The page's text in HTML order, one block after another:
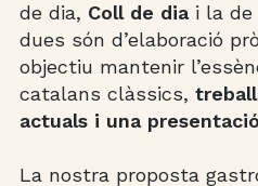
de dia, Coll de diai la de
dues són d’elaboració
objectiu mantenir
catalans clàssics,
actuals i una
La nostra proposta